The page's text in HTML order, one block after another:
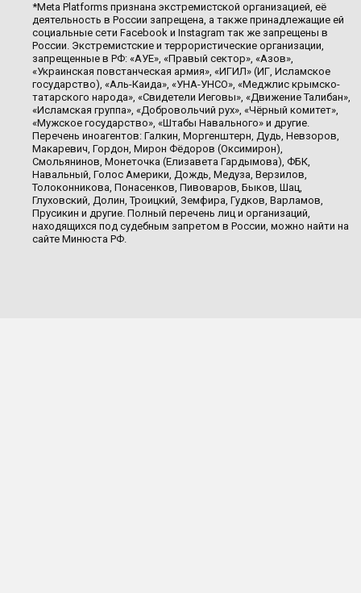
*Meta Platforms признана экстремистской организацией, её
деятельность в России запрещена, а также принадлежащие ей
социальные сети Facebook и Instagram так же запрещены в
России. Экстремистские и террористические организации,
запрещенные в РФ: «АУЕ», «Правый сектор», «Азов»,
«Украинская повстанческая армия», «ИГИЛ» (ИГ, Исламское
государство), «Аль-Каида», «УНА-УНСО», «Меджлис крымско-
татарского народа», «Свидетели Иеговы», «Движение Талибан»,
«Исламская группа», «Добровольчий рух», «Чёрный комитет»,
«Мужское государство», «Штабы Навального» и другие.
Перечень иноагентов: Галкин, Моргенштерн, Дудь, Невзоров,
Макаревич, Гордон, Мирон Фёдоров (Оксимирон),
Смольянинов, Монеточка (Елизавета Гардымова), ФБК,
Навальный, Голос Америки, Дождь, Медуза, Верзилов,
Толоконникова, Понасенков, Пивоваров, Быков, Шац,
Глуховский, Долин, Троицкий, Земфира, Гудков, Варламов,
Прусикин и другие. Полный перечень лиц и организаций,
находящихся под судебным запретом в России, можно найти на
сайте Минюста РФ.